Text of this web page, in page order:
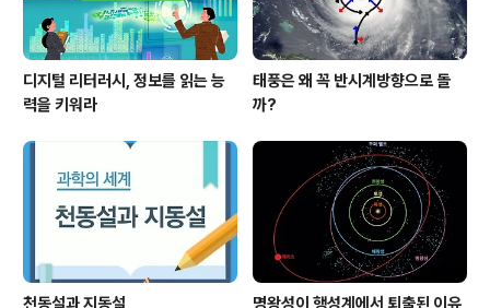
디지털 리터러시, 정보를 읽는 능
력을 키워라
태풍은 왜 꼭 반시계방향으로 돌
까?
천동설과 지동설 명왕성이 행성계에서 퇴출된 이유